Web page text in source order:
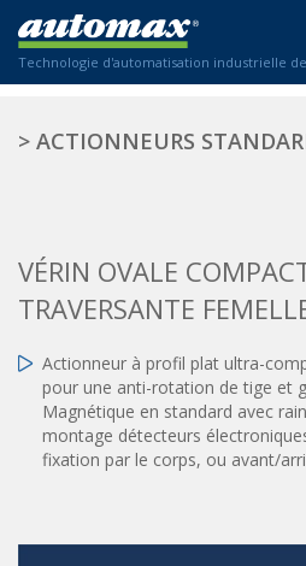
Technologie d'automatisation industrielle
ACTIONNEURS
Actionneurs normalisés
Actionneurs standardisés
Amortisseurs hydrauliques
Régulateurs hydrauliques
Emballage /
Nous sommes heureux
+33 0 254
> ACTIONNEURS
VÉRIN OVALE
TRAVERSANTE
Actionneur à profil plat ultra-
pour une anti-rotation de tige et
Magnétique en standard avec
montage détecteurs
fixation par le corps, ou avant/